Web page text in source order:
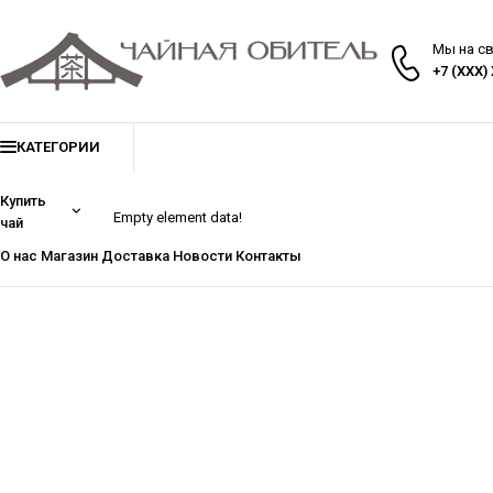
Мы на
+7 (XXX)
КАТЕГОРИИ
Купить
чай
Empty element data!
О нас Магазин Доставка Новости Контакты